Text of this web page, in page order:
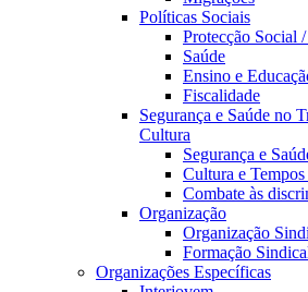
Políticas Sociais
Protecção Social
Saúde
Ensino e
Fiscalidade
Segurança e Saúde no
Cultura
Segurança e
Cultura e
Combate às
Organização
Organização
Formação
Organizações Específicas